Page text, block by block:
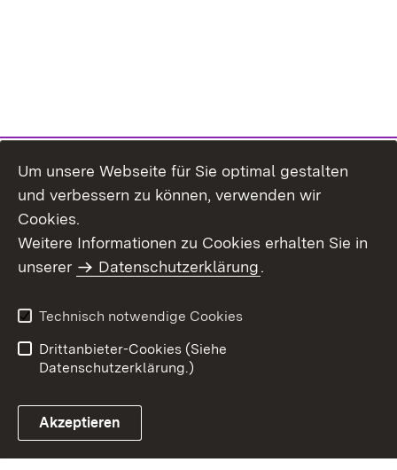
Benutzungshinweise
Erklärung zur
Um unsere Webseite für Sie optimal gestalten
und verbessern zu können, verwenden wir
Cookies.
Weitere Informationen zu Cookies erhalten Sie in
unserer
Datenschutzerklärung.
Technisch notwendige Cookies
Drittanbieter-Cookies (Siehe
Datenschutzerklärung.)
Akzeptieren